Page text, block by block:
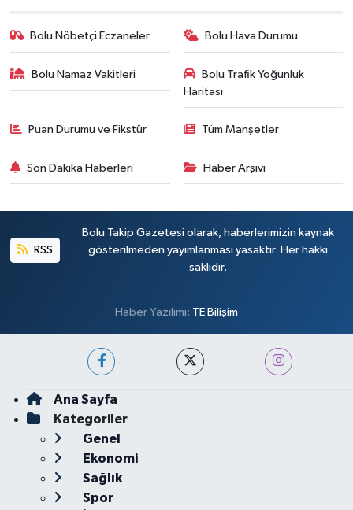
Bolu Nöbetçi Eczaneler Bolu Hava Durumu
Bolu Namaz Vakitleri
Bolu Trafik Yoğunluk
Haritası
Puan Durumu ve Fikstür Tüm Manşetler
Son Dakika Haberleri Haber Arşivi
RSS
Bolu Takip Gazetesi olarak, haberlerimizin kaynak
gösterilmeden yayımlanması yasaktır. Her hakkı
saklıdır.
Haber Yazılımı: TE Bilişim
Ana Sayfa
Kategoriler
Genel
Ekonomi
Sağlık
Spor